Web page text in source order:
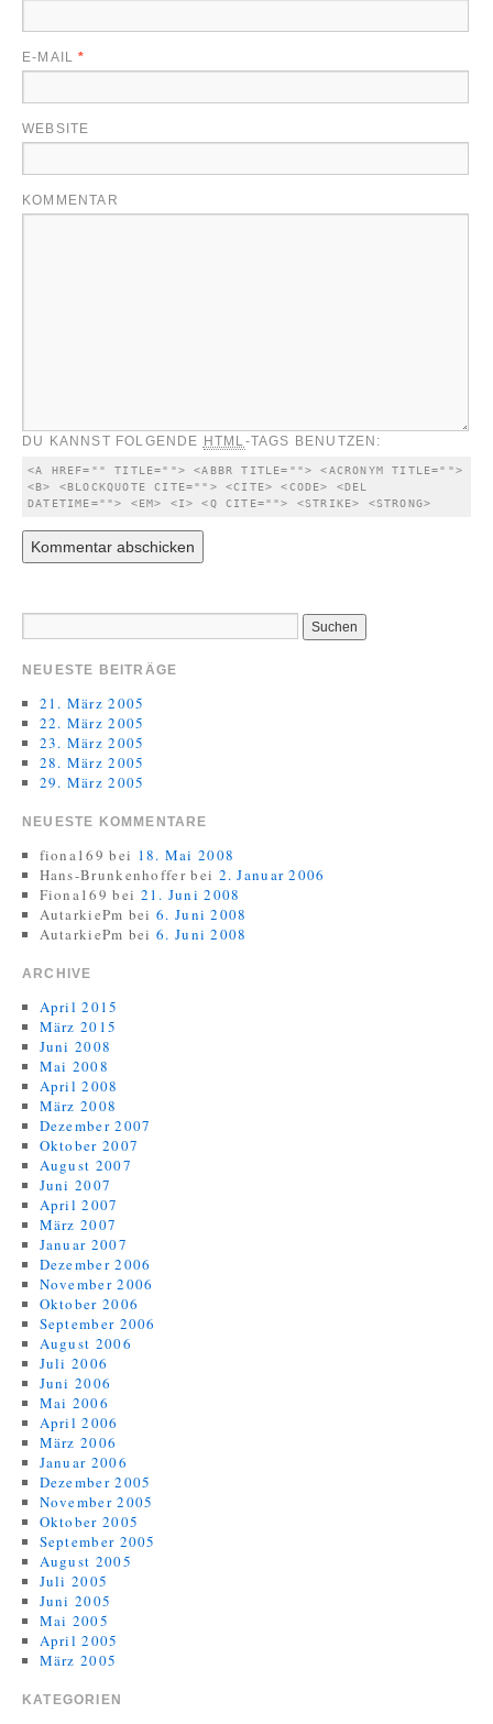
E-MAIL*
WEBSITE
KOMMENTAR
DU KANNST FOLGENDE HTML-TAGS BENUTZEN:
<A HREF="" TITLE=""> <ABBR TITLE=""> <ACRONYM TITLE="">
<B> <BLOCKQUOTE CITE=""> <CITE> <CODE> <DEL
DATETIME=""> <EM> <I> <Q CITE=""> <STRIKE> <STRONG>
NEUESTE BEITRÄGE
21. März 2005
22. März 2005
23. März 2005
28. März 2005
29. März 2005
NEUESTE KOMMENTARE
fiona169 bei 18. Mai 2008
Hans-Brunkenhoffer bei 2. Januar 2006
Fiona169 bei 21. Juni 2008
AutarkiePm bei6. Juni 2008
AutarkiePm bei6. Juni 2008
ARCHIVE
April 2015
März 2015
Juni 2008
Mai 2008
April 2008
März 2008
Dezember 2007
Oktober 2007
August 2007
Juni 2007
April 2007
März 2007
Januar 2007
Dezember 2006
November 2006
Oktober 2006
September 2006
August 2006
Juli 2006
Juni 2006
Mai 2006
April 2006
März 2006
Januar 2006
Dezember 2005
November 2005
Oktober 2005
September 2005
August 2005
Juli 2005
Juni 2005
Mai 2005
April 2005
März 2005
KATEGORIEN